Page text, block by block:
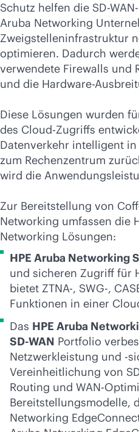
Schutz helfen die SD-WAN
Aruba Networking
Zweigstelleninfrastruktur
optimieren. Dadurch
verwendete Firewalls und
und die Hardware-
Diese Lösungen wurden
des Cloud-Zugriffs
Datenverkehr intelligent
zum Rechenzentrum
wird die
Zur Bereitstellung von
Networking umfassen die
Networking Lösungen:
HPE Aruba Networking
und sicheren Zugriff für
bietet ZTNA-, SWG-,
Funktionen in einer
Das HPE Aruba
SD-WAN Portfolio
Netzwerkleistung und -
Vereinheitlichung von
Routing und WAN-
Bereitstellungsmodelle,
Networking